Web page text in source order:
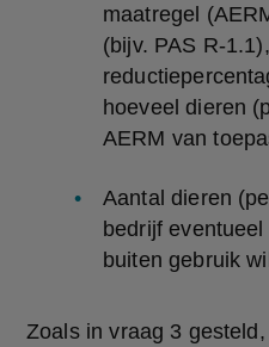
maatregel
(bijv. PAS R-
hoeveel dieren
AERM van
Aantal dieren
bedrijf
buiten gebruik
Zoals in vraag 3